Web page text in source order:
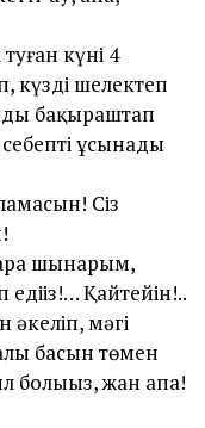
күнің 4
күздің шелектеп
бақыраштап
себепті ұсынады
Сіз
шынарым,
Қайтейін!..
әкеліп, мәңгі
басын төмен
болыңыз, жан апа!